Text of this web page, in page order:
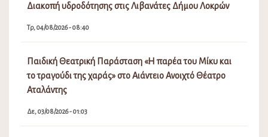
Διακοπή υδροδότησης στις Λιβανάτες Δήμου Λοκρών
Τρ, 04/08/2026 - 08:40
Παιδική Θεατρική Παράσταση «Η παρέα του Μίκυ και
το τραγούδι της χαράς» στο Αιάντειο Ανοιχτό Θέατρο
Αταλάντης
Δε, 03/08/2026 - 01:03